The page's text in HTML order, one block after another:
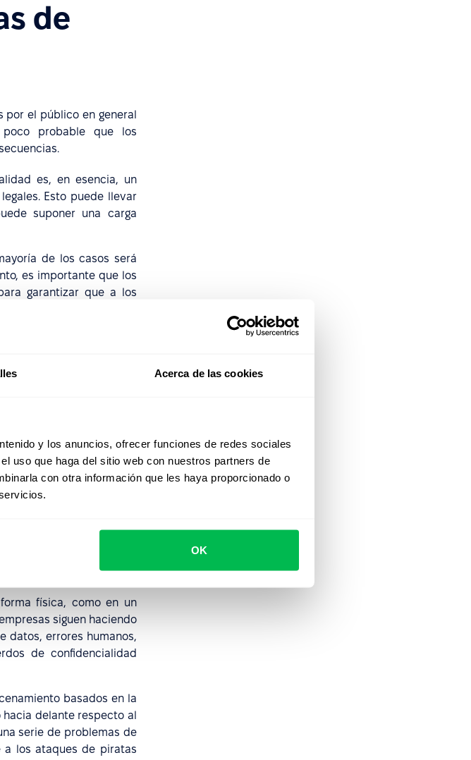
Acerca de las cookies
y los anuncios, ofrecer funciones de redes sociales
uso que haga del sitio web con nuestros partners de
con otra información que les haya proporcionado o
OK
de
por el público en general
probable que los
es, en esencia, un
Esto puede llevar
suponer una carga
de los casos será
es importante que los
garantizar que a los
software, etc. de la
daño incalculable y sus
los acuerdos de
lo que supone
de
física, como en un
siguen haciendo
datos, errores humanos,
de confidencialidad
basados en la
hacia delante respecto al
serie de problemas de
a los ataques de piratas